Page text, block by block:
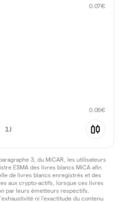
0.07€
0.06€
1J
3, du MiCAR, les utilisateurs
ESMA des livres blancs MiCA afin
de livres blancs enregistrés et des
aux crypto-actifs, lorsque ces livres
par leurs émetteurs respectifs.
ni l’exactitude du contenu